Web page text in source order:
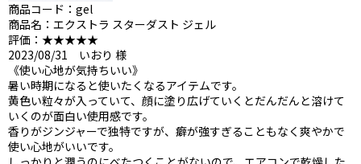
商品コード：gel
商品名：エクストラ スターダスト ジェル
評価：★★★★★
2023/08/31 いおり 様
《使い心地が気持ちいい》
暑い時期になると使いたくなるアイテムです。
黄色い粒々が入っていて、顔に塗り広げていくとだんだんと溶けて
いくのが面白い使用感です。
香りがジンジャーで独特ですが、癖が強すぎることもなく爽やかで
使い心地がいいです。